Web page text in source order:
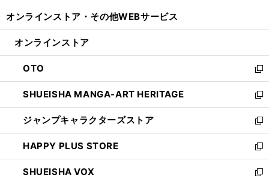
開
ン
ウ
で
開
く
ウ
ン
ド
ウ
で
開
く
オンラインストア・ その他WEBサービス
オンラインストア
OTO
新
し
い
ウ
ィ
ン
ド
ウ
で
SHUEISHA MANGA-ART HERITAGE
新
し
い
ウ
ィ
ン
ド
ジャンプキャラクターズストア
新
し
い
ウ
ィ
HAPPY PLUS STORE
新
し
い
SHUEISHA VOX
新